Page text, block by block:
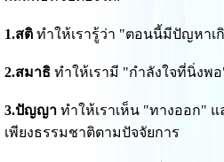
1.สติทำให้เรารู้ว่า "ตอนนี้มีปัญหาเ
2.สมาธิทำให้เรามี "กำลังใจที่นิ่ง
3.ปัญญาทำให้เราเห็น "ทางออก"
เพียงธรรมชาติตามปัจจัยการ